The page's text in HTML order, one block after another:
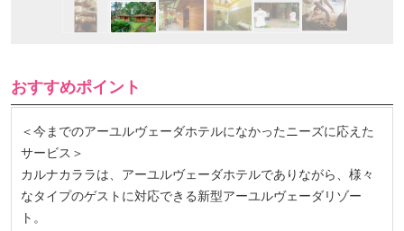
おすすめポイント
＜今までのアーユルヴェーダホテルになかったニーズに応えた
サービス＞
カルナカララは、アーユルヴェーダホテルでありながら、様々
なタイプのゲストに対応できる新型アーユルヴェーダリゾー
ト。